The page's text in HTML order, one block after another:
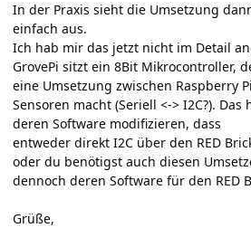
In der Praxis sieht die Umsetzung
einfach aus.
Ich hab mir das jetzt nicht im Detail
GrovePi sitzt ein 8Bit Mikrocontroller,
eine Umsetzung zwischen Raspberry
Sensoren macht (Seriell <-> I2C?).
deren Software modifizieren, dass
entweder direkt I2C über den RED
oder du benötigst auch diesen
dennoch deren Software für den RED
Grüße,